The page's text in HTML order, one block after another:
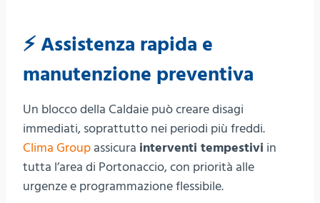
⚡ Assistenza rapida e
manutenzione preventiva
Un blocco della Caldaie può creare disagi
immediati, soprattutto nei periodi più freddi.
Clima Group assicura interventi tempestivi in
tutta l’area di Portonaccio, con priorità alle
urgenze e programmazione flessibile.